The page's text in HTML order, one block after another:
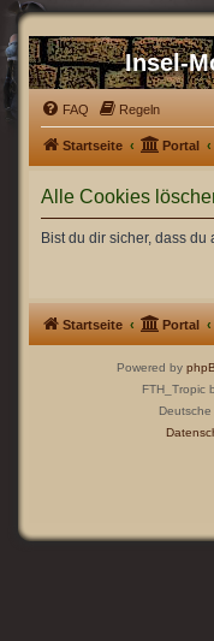
Insel-
FAQ Regeln
Startseite Portal
Alle Cookies
Bist du dir sicher, dass
Startseite Portal
Powered by
FTH_Tropic